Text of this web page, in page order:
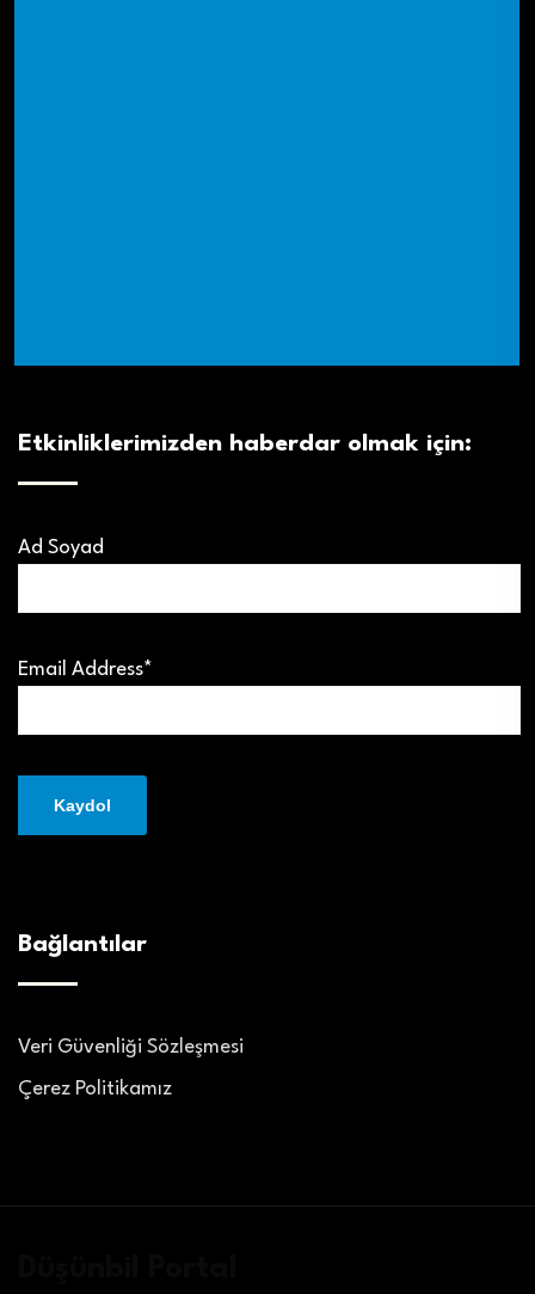
Etkinliklerimizden haberdar olmak için:
Ad Soyad
Email Address*
Bağlantılar
Veri Güvenliği Sözleşmesi
Çerez Politikamız